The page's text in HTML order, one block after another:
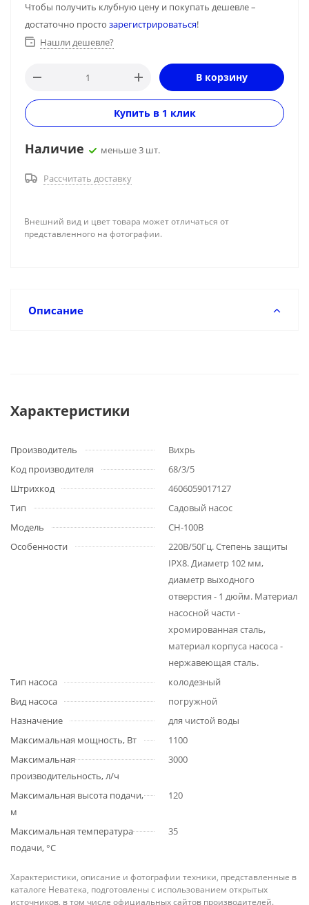
Чтобы получить клубную цену и покупать дешевле –
достаточно просто зарегистрироваться!
Нашли дешевле?
В корзину
Купить в 1 клик
Наличие меньше 3 шт.
Рассчитать доставку
Внешний вид и цвет товара может отличаться от
представленного на фотографии.
Описание
Характеристики
Производитель
Вихрь
Код производителя
68/3/5
Штрихкод
4606059017127
Тип
Садовый насос
Модель
СН-100B
Особенности
220В/50Гц. Степень защиты
IPХ8. Диаметр 102 мм,
диаметр выходного
отверстия - 1 дюйм. Материал
насосной части -
хромированная сталь,
материал корпуса насоса -
нержавеющая сталь.
Тип насоса
колодезный
Вид насоса
погружной
Назначение
для чистой воды
Максимальная мощность, Вт
1100
Максимальная
производительность, л/ч
3000
Максимальная высота подачи,
м
120
Максимальная температура
подачи, °С
35
Характеристики, описание и фотографии техники, представленные в
каталоге Неватека, подготовлены с использованием открытых
источников, в том числе официальных сайтов производителей.